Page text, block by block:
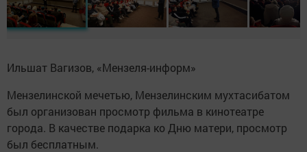
Ильшат Вагизов, «Мензеля-информ»
Мензелинской мечетью, Мензелинским мухтасибатом
был организован просмотр фильма в кинотеатре
города. В качестве подарка ко Дню матери, просмотр
был бесплатным.